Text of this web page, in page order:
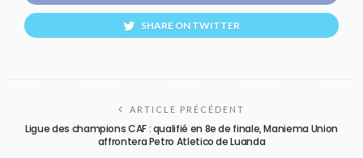
SHARE ON TWITTER
ARTICLE PRÉCÉDENT
Ligue des champions CAF : qualifié en 8e de finale, Maniema Union
affrontera Petro Atletico de Luanda